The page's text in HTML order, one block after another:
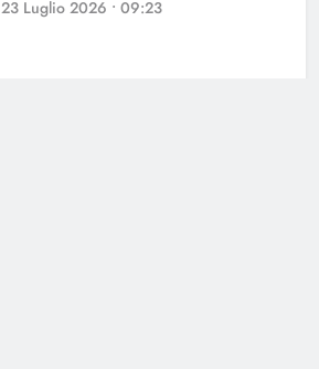
23 Luglio 2026 • 09:23